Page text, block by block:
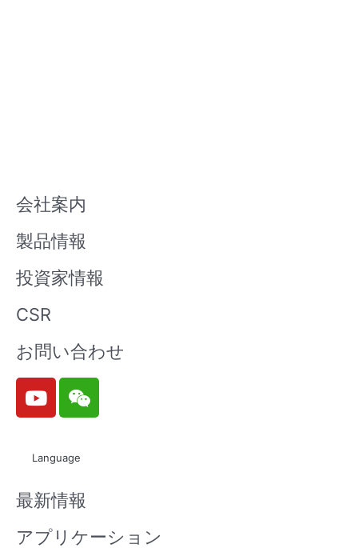
会社案内
製品情報
投資家情報
CSR
お問い合わせ
Y
o
u
b
e
W
e
i
n
Language
最新情報
アプリケーション